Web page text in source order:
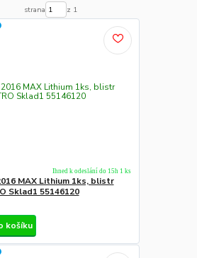
strana z 1
MAX Lithium 1ks, blistr
Sklad1 55146120
Ihned k odeslání do 15h 1 ks
košíku